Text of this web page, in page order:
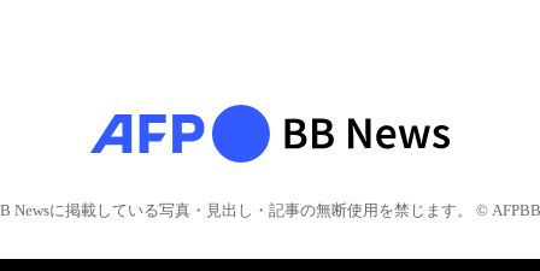
Newsに掲載している写真・見出し・記事の無断使用を禁じます。 © AFPBB